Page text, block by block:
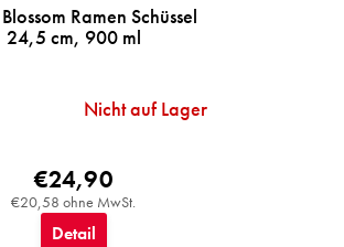
Ramen Schüssel
24,5 cm, 900 ml
Nicht auf Lager
€20,58 ohne MwSt.
€24,90
Detail